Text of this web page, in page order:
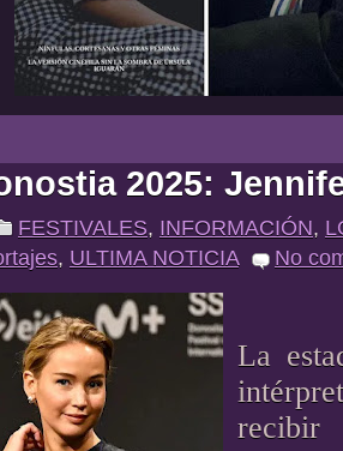
2025:
FESTIVALES, INFORMACIÓN,
, ULTIMA NOTICIA No
La